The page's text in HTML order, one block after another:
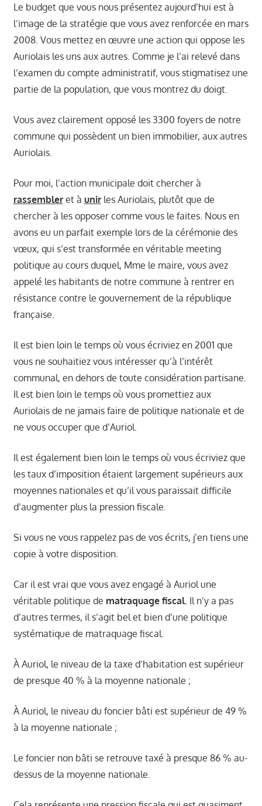
Le budget que vous nous présentez aujourd’hui est à
l’image de la stratégie que vous avez renforcée en mars
2008. Vous mettez en œuvre une action qui oppose les
Auriolais les uns aux autres. Comme je l’ai relevé dans
l’examen du compte administratif, vous stigmatisez une
partie de la population, que vous montrez du doigt.
Vous avez clairement opposé les 3300 foyers de notre
commune qui possèdent un bien immobilier, aux autres
Auriolais.
Pour moi, l’action municipale doit chercher à
rassembleret à unirles Auriolais, plutôt que de
chercher à les opposer comme vous le faites. Nous en
avons eu un parfait exemple lors de la cérémonie des
vœux, qui s’est transformée en véritable meeting
politique au cours duquel, Mme le maire, vous avez
appelé les habitants de notre commune à rentrer en
résistance contre le gouvernement de la république
française.
Il est bien loin le temps où vous écriviez en 2001 que
vous ne souhaitiez vous intéresser qu’à l’intérêt
communal, en dehors de toute considération partisane.
Il est bien loin le temps où vous promettiez aux
Auriolais de ne jamais faire de politique nationale et de
ne vous occuper que d’Auriol.
Il est également bien loin le temps où vous écriviez que
les taux d’imposition étaient largement supérieurs aux
moyennes nationales et qu’il vous paraissait difficile
d’augmenter plus la pression fiscale.
Si vous ne vous rappelez pas de vos écrits, j’en tiens une
copie à votre disposition.
Car il est vrai que vous avez engagé à Auriol une
véritable politique de matraquage fiscal. Il n’y a pas
d’autres termes, il s’agit bel et bien d’une politique
systématique de matraquage fiscal.
À Auriol, le niveau de la taxe d’habitation est supérieur
de presque 40 % à la moyenne nationale ;
À Auriol, le niveau du foncier bâti est supérieur de 49 %
à la moyenne nationale ;
Le foncier non bâti se retrouve taxé à presque 86 % au-
dessus de la moyenne nationale.